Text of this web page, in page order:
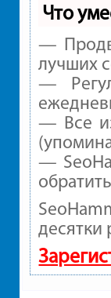
Что
—
лучших
—
— Все
—
десятки